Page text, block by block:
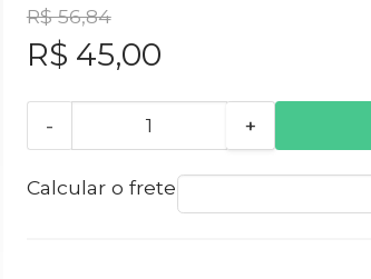
R$ 56,84
R$ 45,00
- +
Calcular o frete